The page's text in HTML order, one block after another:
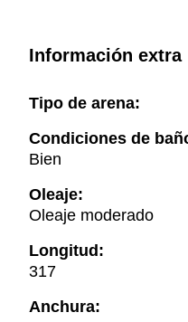
Información extra
Tipo de arena:
Condiciones de
Bien
Oleaje:
Oleaje moderado
Longitud:
317
Anchura: